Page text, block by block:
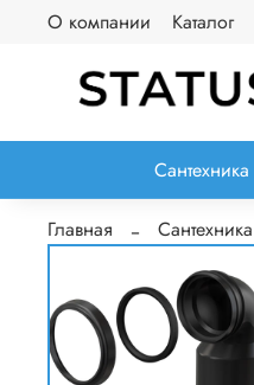
О компании Каталог
Сантехника
Главная Сантехника